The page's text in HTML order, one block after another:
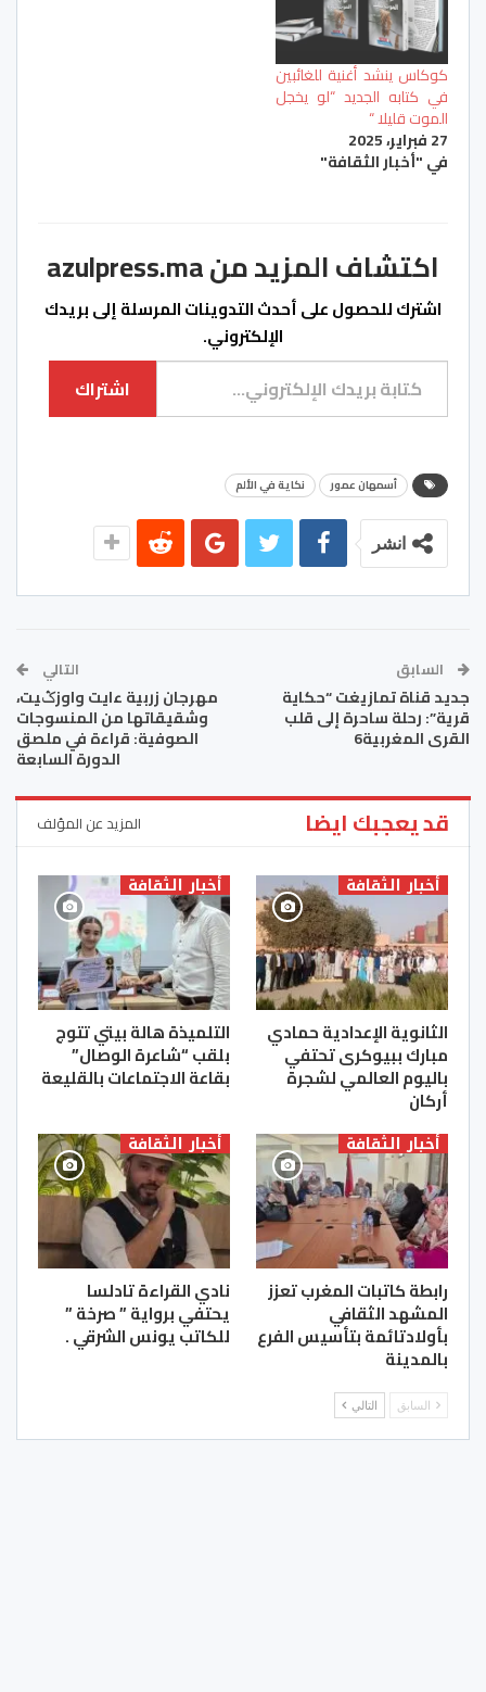
كوكاس ينشد أغنية للغائبين
في كتابه الجديد “لو يخجل
الموت قليلا “
27 فبراير، 2025
في "أخبار الثقافة"
اكتشاف المزيد من azulpress.ma
اشترك للحصول على أحدث التدوينات المرسلة إلى بريدك
الإلكتروني.
كتابة بريدك الإلكتروني...
اشتراك
أسمهان عمور نكاية في الألم
انشر
السابق
جديد قناة تمازيغت “حكاية
قرية”: رحلة ساحرة إلى قلب
القرى المغربية6
التالي
مهرجان زربية ءايت واوزݣيت،
وشقيقاتها من المنسوجات
الصوفية: قراءة في ملصق
الدورة السابعة
قد يعجبك ايضا المزيد عن المؤلف
أخبار الثقافة
الثانوية الإعدادية حمادي
مبارك ببيوكرى تحتفي
باليوم العالمي لشجرة
أركان
أخبار الثقافة
التلميذة هالة بيتي تتوج
بلقب “شاعرة الوصال”
بقاعة الاجتماعات بالقليعة
أخبار الثقافة
رابطة كاتبات المغرب تعزز
المشهد الثقافي
بأولادتائمة بتأسيس الفرع
بالمدينة
أخبار الثقافة
نادي القراءة تادلسا
يحتفي برواية ” صرخة ”
للكاتب يونس الشرقي .
السابق التالي